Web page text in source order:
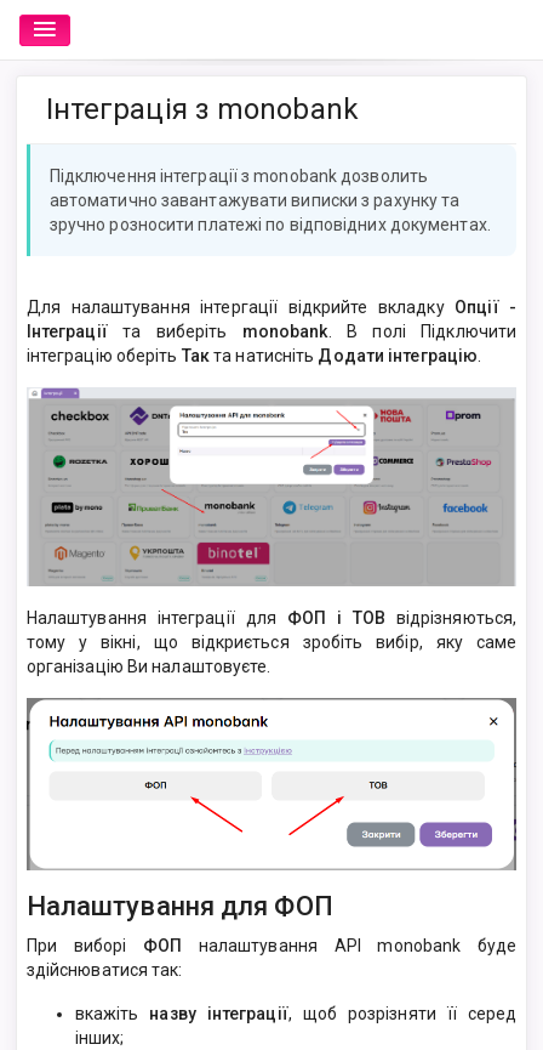
Інтеграція з monobank
Підключення інтеграції з monobank дозволить
автоматично завантажувати виписки з рахунку та
зручно розносити платежі по відповідних документах.
Для налаштування інтергації відкрийте вкладку Опції -
Інтеграціїта виберіть monobank . В полі Підключити
інтеграцію оберіть Такта натисніть Додати інтеграцію
Налаштування інтеграції для ФОП і ТОВ відрізняються,
тому у вікні, що відкриється зробіть вибір, яку саме
організацію Ви налаштовуєте.
Налаштування для ФОП
При виборі ФОП налаштування API monobank буде
здійснюватися так:
вкажіть назву інтеграції, щоб розрізняти її серед
інших;